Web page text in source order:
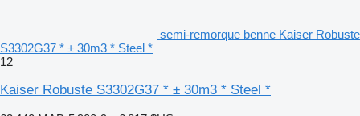
semi-remorque benne Kaiser Robuste
S3302G37 * ± 30m3 * Steel *
12
Kaiser Robuste S3302G37 * ± 30m3 * Steel *